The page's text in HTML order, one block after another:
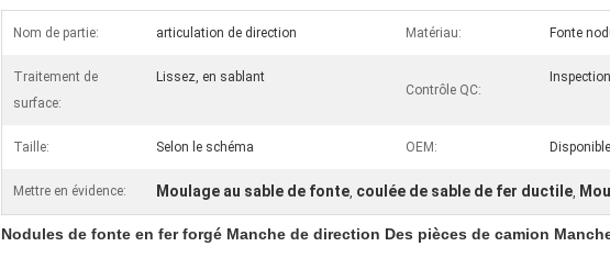
Nom de partie: articulation de direction Matériau: Fonte
Traitement de
surface:
Lissez, en sablant
Contrôle QC:
Taille: Selon le schéma OEM: Disponible
Mettre en évidence: Moulage au sable de fonte, coulée de sable de fer ductile,
Nodules de fonte en fer forgé Manche de direction Des pièces de camion